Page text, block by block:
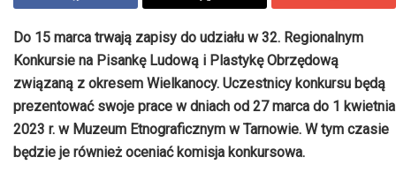
Do 15 marca trwają zapisy do udziału w 32. Regionalnym
Konkursie na Pisankę Ludową i Plastykę Obrzędową
związaną z okresem Wielkanocy. Uczestnicy konkursu będą
prezentować swoje prace w dniach od 27 marca do 1 kwietnia
2023 r. w Muzeum Etnograficznym w Tarnowie. W tym czasie
będzie je również oceniać komisja konkursowa.